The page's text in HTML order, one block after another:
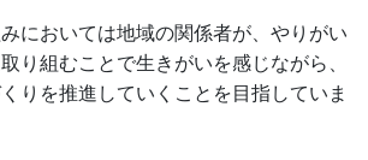
においては地域の関係者が、やりがい
り組むことで生きがいを感じながら、
りを推進していくことを目指していま